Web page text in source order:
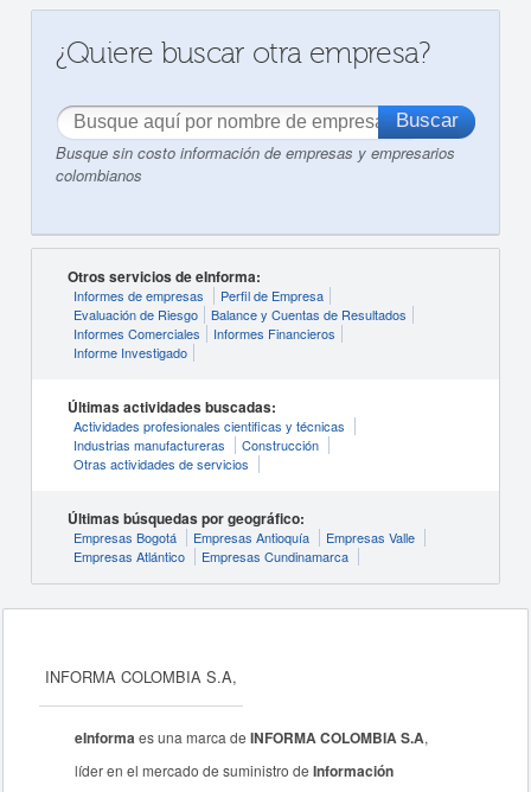
¿Quiere buscar otra empresa?
Busque sin costo información de empresas y empresarios
colombianos
Otros servicios de eInforma:
Informes de empresas
Perfil de Empresa
Evaluación de Riesgo
Balance y Cuentas de Resultados
Informes Comerciales
Informes Financieros
Informe Investigado
Últimas actividades buscadas:
Actividades profesionales cientificas y técnicas
Industrias manufactureras
Construcción
Otras actividades de servicios
Últimas búsquedas por geográfico:
Empresas Bogotá Empresas Antioquía
Empresas Valle
Empresas Atlántico
Empresas Cundinamarca
INFORMA COLOMBIA S.A,
eInformaes una marca deINFORMA COLOMBIA S.A,
líder en el mercado de suministro deInformación